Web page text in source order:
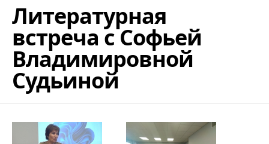
Литературная
встреча с Софьей
Владимировной
Судьиной